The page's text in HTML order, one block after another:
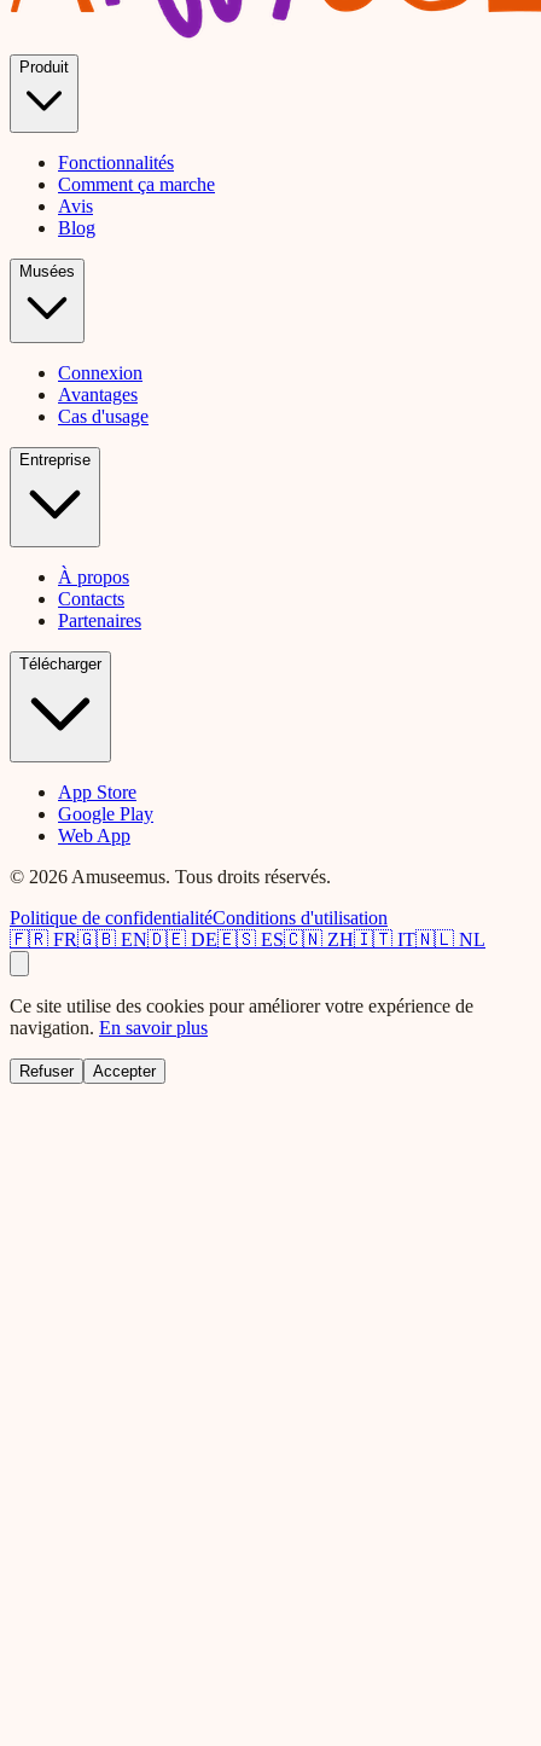
Produit
Fonctionnalités
Comment ça marche
Avis
Blog
Musées
Connexion
Avantages
Cas d'usage
Entreprise
À propos
Contacts
Partenaires
Télécharger
App Store
Google Play
Web App
© 2026 Amuseemus. Tous droits réservés.
Politique de confidentialitéConditions d'utilisation
🇫🇷 FR🇬🇧 EN🇩🇪 DE🇪🇸 ES🇨🇳 ZH🇮🇹 IT🇳🇱 NL
Ce site utilise des cookies pour améliorer votre expérience de
navigation. En savoir plus
Refuser Accepter